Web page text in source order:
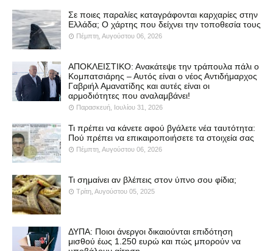
Σε ποιες παραλίες καταγράφονται καρχαρίες στην
Ελλάδα; Ο χάρτης που δείχνει την τοποθεσία τους
Πέμπτη, Αυγούστου 06, 2026
ΑΠΟΚΛΕΙΣΤΙΚΟ: Ανακάτεψε την τράπουλα πάλι ο
Κομπατσιάρης – Αυτός είναι ο νέος Αντιδήμαρχος
Γαβριήλ Αμανατίδης και αυτές είναι οι
αρμοδιότητες που αναλαμβάνει!
Παρασκευή, Ιουλίου 31, 2026
Τι πρέπει να κάνετε αφού βγάλετε νέα ταυτότητα:
Πού πρέπει να επικαιροποιήσετε τα στοιχεία σας
Πέμπτη, Αυγούστου 06, 2026
Τι σημαίνει αν βλέπεις στον ύπνο σου φίδια;
Τρίτη, Αυγούστου 05, 2025
ΔΥΠΑ: Ποιοι άνεργοι δικαιούνται επιδότηση
μισθού έως 1.250 ευρώ και πώς μπορούν να